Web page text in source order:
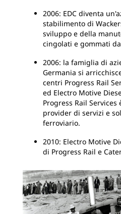
2006: EDC diventa
stabilimento di
sviluppo e della
cingolati e gommati
2006: la famiglia di
Germania si
centri Progress Rail
ed Electro Motive
Progress Rail
provider di servizi e
ferroviario.
2010: Electro Motive
di Progress Rail e